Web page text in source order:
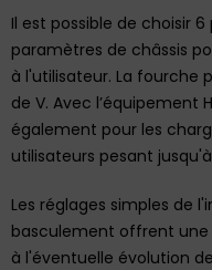
Il est possible de choisir
paramètres de châssis
à l'utilisateur. La fourche
de V. Avec l’équipement
également pour les
utilisateurs pesant jusqu'à
Les réglages simples de
basculement offrent
à l'éventuelle évolution